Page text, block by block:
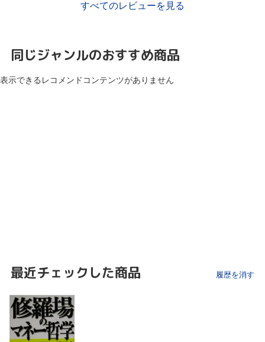
すべてのレビューを見る
同じジャンルのおすすめ商品
表示できるレコメンドコンテンツがありません
最近チェックした商品 履歴を消す